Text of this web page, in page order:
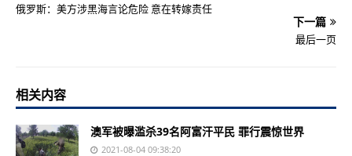
俄罗斯：美方涉黑海言论危险 意在转嫁责任
下一篇
最后一页
相关内容
澳军被曝滥杀39名阿富汗平民 罪行震惊世界
2021-08-04 09:38:20